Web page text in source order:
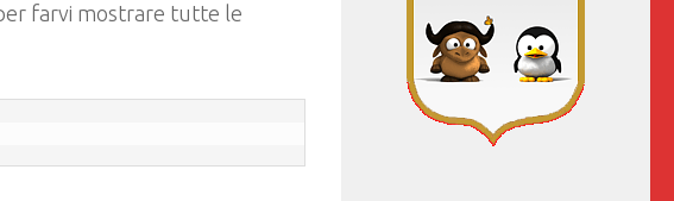
farvi mostrare tutte le